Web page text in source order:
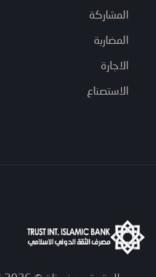
المشاركة
المضاربة
الاجارة
الاستصناع